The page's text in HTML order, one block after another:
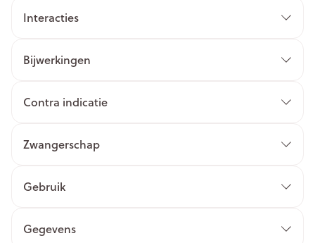
Interacties
Bijwerkingen
Contra indicatie
Zwangerschap
Gebruik
Gegevens